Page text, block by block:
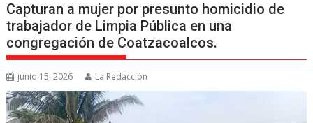
Capturan a mujer por presunto homicidio de
trabajador de Limpia Pública en una
congregación de Coatzacoalcos.
junio 15, 2026 La Redacción